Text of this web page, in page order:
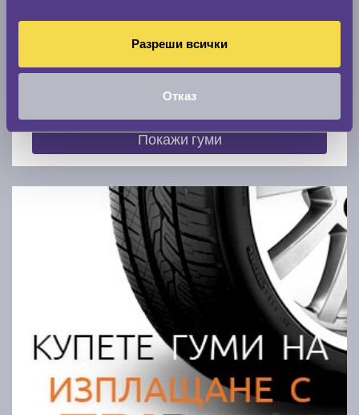
Разреши всички
Отказ
Модел
Покажи гуми